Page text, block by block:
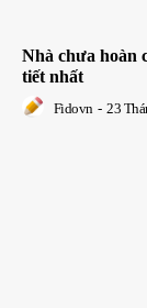
Nhà chưa hoàn
tiết nhất
Fidovn - 23